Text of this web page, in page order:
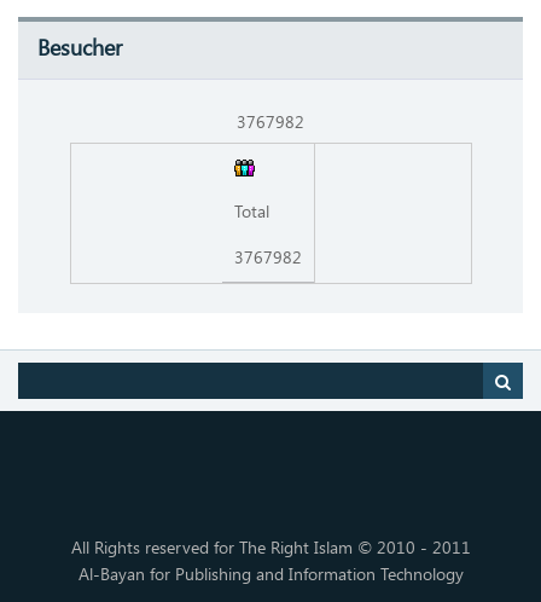
Besucher
3767982
Total
3767982
All Rights reserved for The Right Islam © 2010 - 2011
Al-Bayan for Publishing and Information Technology